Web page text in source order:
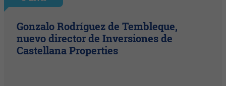
Gonzalo Rodríguez de Tembleque,
nuevo director de Inversiones de
Castellana Properties